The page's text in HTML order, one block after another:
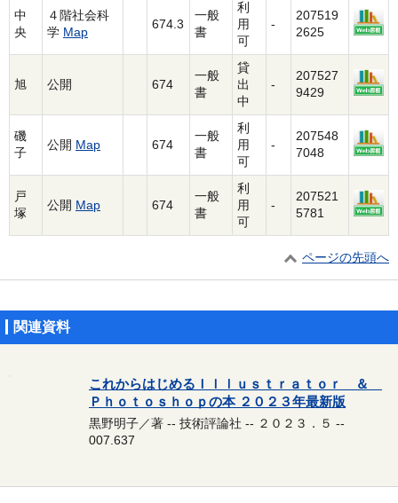
中
央
４階社会科
学 Map
674.3
一般
書
利
用
可
-
207519
2625
旭 公開 674
一般
書
貸
出
中
-
207527
9429
磯
子
公開 Map 674
一般
書
利
用
可
-
207548
7048
戸
塚
公開 Map 674
一般
書
利
用
可
-
207521
5781
ページの先頭へ
関連資料
これからはじめるＩｌｌｕｓｔｒａｔｏｒ ＆
Ｐｈｏｔｏｓｈｏｐの本 ２０２３年最新版
黒野明子／著 -- 技術評論社 -- ２０２３．５ --
007.637